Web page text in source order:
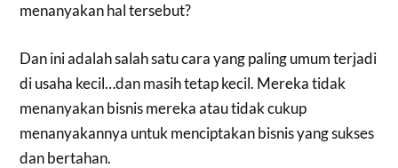
menanyakan hal tersebut?
Dan ini adalah salah satu cara yang paling umum terjadi
di usaha kecil…dan masih tetap kecil. Mereka tidak
menanyakan bisnis mereka atau tidak cukup
menanyakannya untuk menciptakan bisnis yang sukses
dan bertahan.